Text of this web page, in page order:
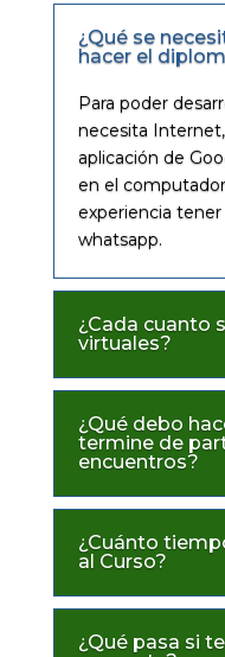
¿Qué se
hacer el
Para poder
necesita
aplicación de
en el
experiencia tener
whatsapp.
¿Cada cuanto
virtuales?
¿Qué debo
termine de
encuentros?
¿Cuánto
al Curso?
¿Qué pasa si